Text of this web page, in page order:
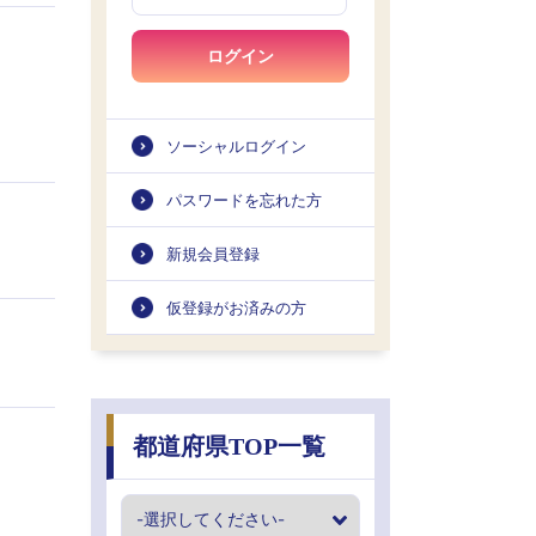
ログイン
ソーシャルログイン
パスワードを忘れた方
新規会員登録
仮登録がお済みの方
都道府県TOP一覧